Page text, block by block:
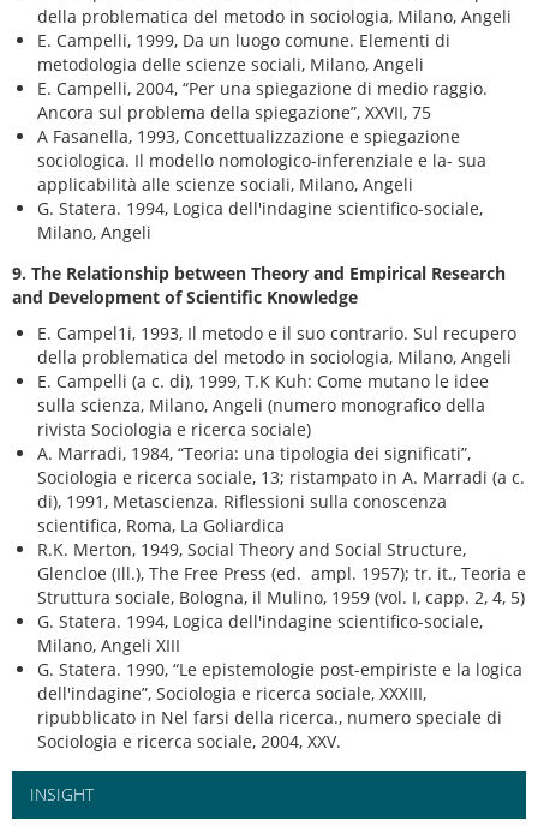
della problematica del metodo in sociologia, Milano, Angeli
E. Campelli, 1999, Da un luogo comune. Elementi di
metodologia delle scienze sociali, Milano, Angeli
E. Campelli, 2004, “Per una spiegazione di medio raggio.
Ancora sul problema della spiegazione”, XXVII, 75
A Fasanella, 1993, Concettualizzazione e spiegazione
sociologica. Il modello nomologico-inferenziale e la- sua
applicabilità alle scienze sociali, Milano, Angeli
G. Statera. 1994, Logica dell'indagine scientifico-sociale,
Milano, Angeli
9. The Relationship between Theory and Empirical Research
and Development of Scientific Knowledge
E. Campel1i, 1993, Il metodo e il suo contrario. Sul recupero
della problematica del metodo in sociologia, Milano, Angeli
E. Campelli (a c. di), 1999, T.K Kuh: Come mutano le idee
sulla scienza, Milano, Angeli (numero monografico della
rivista Sociologia e ricerca sociale)
A. Marradi, 1984, “Teoria: una tipologia dei significati”,
Sociologia e ricerca sociale, 13; ristampato in A. Marradi (a c.
di), 1991, Metascienza. Riflessioni sulla conoscenza
scientifica, Roma, La Goliardica
R.K. Merton, 1949, Social Theory and Social Structure,
Glencloe (Ill.), The Free Press (ed. ampl. 1957); tr. it., Teoria e
Struttura sociale, Bologna, il Mulino, 1959 (vol. I, capp. 2, 4, 5)
G. Statera. 1994, Logica dell'indagine scientifico-sociale,
Milano, Angeli XIII
G. Statera. 1990, “Le epistemologie post-empiriste e la logica
dell'indagine”, Sociologia e ricerca sociale, XXXIII,
ripubblicato in Nel farsi della ricerca., numero speciale di
Sociologia e ricerca sociale, 2004, XXV.
INSIGHT